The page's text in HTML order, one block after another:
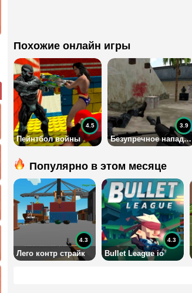
Похожие онлайн игры
Пейнтбол войны
4.5
Безупречное нападение
3.9
Популярно в этом месяце
Лего контр страйк
4.3
Bullet League io
4.3